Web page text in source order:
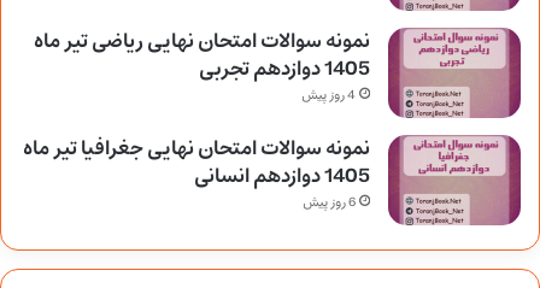
نمونه سوالات امتحان نهایی ریاضی تیر ماه
1405 دوازدهم تجربی
4 روز پیش
نمونه سوالات امتحان نهایی جغرافیا تیر ماه
1405 دوازدهم انسانی
6 روز پیش